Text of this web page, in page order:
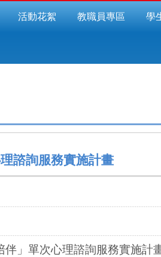
活動花絮 教職員專區 學
諮詢服務實施計畫
」單次心理諮詢服務實施計